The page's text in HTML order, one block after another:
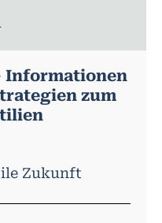
Informationen
zum
Zukunft